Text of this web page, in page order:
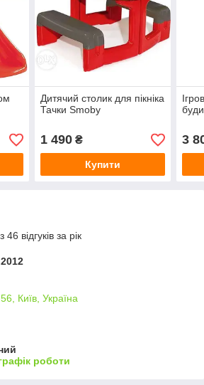
Дитячий столик для пікніка
Тачки Smoby
1 490₴
Купити
3
відгуків за рік
Київ, Україна
роботи